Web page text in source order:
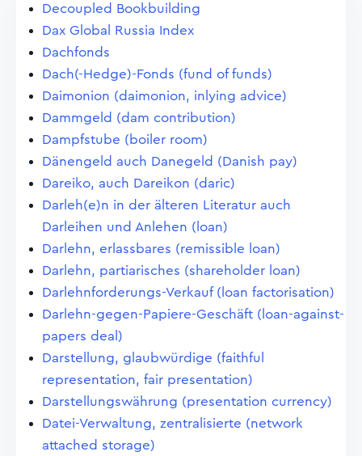
Decoupled Bookbuilding
Dax Global Russia Index
Dachfonds
Dach(-Hedge)-Fonds (fund of funds)
Daimonion (daimonion, inlying advice)
Dammgeld (dam contribution)
Dampfstube (boiler room)
Dänengeld auch Danegeld (Danish pay)
Dareiko, auch Dareikon (daric)
Darleh(e)n in der älteren Literatur auch
Darleihen und Anlehen (loan)
Darlehn, erlassbares (remissible loan)
Darlehn, partiarisches (shareholder loan)
Darlehnforderungs-Verkauf (loan factorisation)
Darlehn-gegen-Papiere-Geschäft (loan-against-
papers deal)
Darstellung, glaubwürdige (faithful
representation, fair presentation)
Darstellungswährung (presentation currency)
Datei-Verwaltung, zentralisierte (network
attached storage)